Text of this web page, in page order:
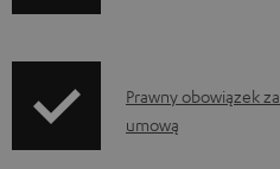
p
o
o
r
I
n
Prawny obowiązek
umową